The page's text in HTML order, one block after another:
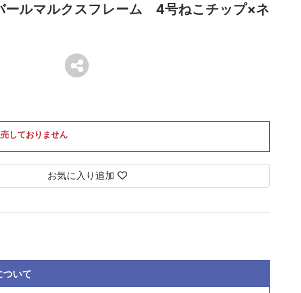
ールマルクスフレーム 4号ねこチップ×ネ
しておりません
お気に入り追加
ついて